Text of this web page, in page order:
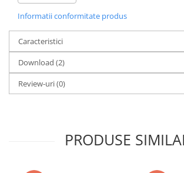
Cabinete baterii
Acumulatori UPS
Drumetii / Camping
Accesorii
Frigidere portabile
Panouri portabile
Informatii conformitate produs
Caracteristici
Download (2)
Review-uri(0)
PRODUSE